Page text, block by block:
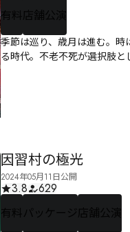
有料 店舗公演
季節は巡り、歳月は進む。
る時代。不老不死が選択肢
因習村の極光
2024年05月11日公開
3.8
629
有料 パッケージ 店舗公演